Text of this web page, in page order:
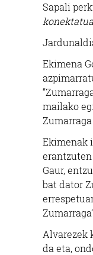
Sapali
Ekimena
mailako
Ekimenak
Gaur,
bat dator
Alvarezek
da eta,